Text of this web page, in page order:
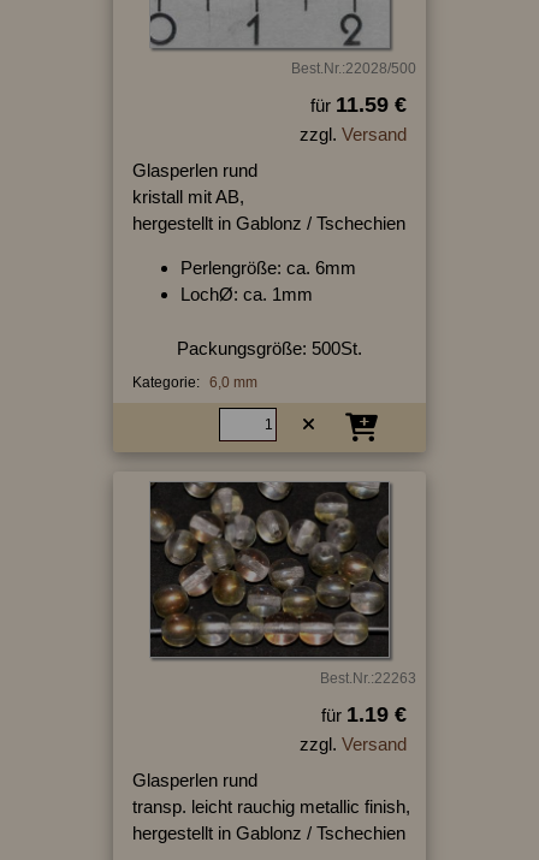
Best.Nr.:22028/500
für 11.59 €
zzgl. Versand
Glasperlen rund
kristall mit AB,
hergestellt in Gablonz / Tschechien
Perlengröße: ca. 6mm
LochØ: ca. 1mm
Packungsgröße: 500St.
Kategorie: 6,0 mm
Best.Nr.:22263
für 1.19 €
zzgl. Versand
Glasperlen rund
transp. leicht rauchig metallic finish,
hergestellt in Gablonz / Tschechien